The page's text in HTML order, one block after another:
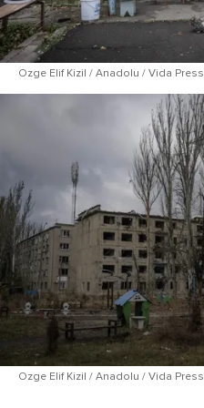
Ozge Elif Kizil / Anadolu / Vida Press
Ozge Elif Kizil / Anadolu / Vida Press